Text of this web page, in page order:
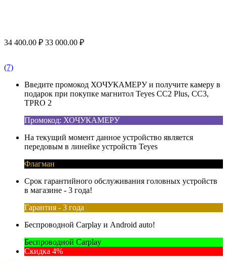
34 400.00 ₽ 33 000.00 ₽
(7)
Введите промокод ХОЧУКАМЕРУ и получите камеру в
подарок при покупке магнитол Teyes CC2 Plus, CC3,
TPRO 2
Промокод: ХОЧУКАМЕРУ
На текущий момент данное устройство является
передовым в линейке устройств Teyes
Флагман
Срок гарантийного обслуживания головных устройств
в магазине - 3 года!
Гарантия - 3 года
Беспроводной Carplay и Android auto!
Беспроводной Carplay
Скидка 4%